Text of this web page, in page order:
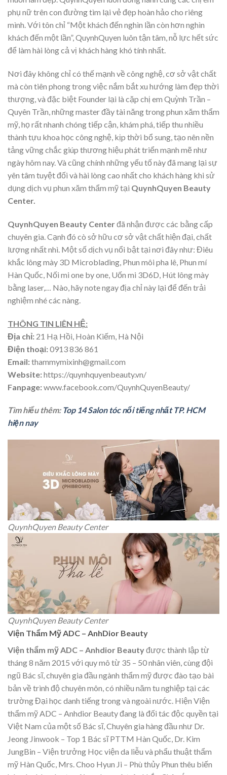
phụ nữ trên con đường tìm lại vẻ đẹp hoàn hảo cho riêng
mình. Với tôn chỉ “Một khách đến nghìn lần còn hơn nghìn
khách đến một lần”, QuynhQuyen luôn tận tâm, nỗ lực hết sức
để làm hài lòng cả vị khách hàng khó tính nhất.
Nơi đây không chỉ có thế mạnh về công nghệ, cơ sở vật chất
mà còn tiên phong trong việc nắm bắt xu hướng làm đẹp thời
thượng, và đặc biệt Founder lại là cặp chị em Quỳnh Trần –
Quyên Trần, những master đầy tài năng trong phun xăm thẩm
mỹ, họ rất nhanh chóng tiếp cận, khám phá, tiếp thu nhiều
thành tựu khoa học công nghệ, kịp thời bổ sung, tạo nên nền
tảng vững chắc giúp thương hiệu phát triển mạnh mẽ như
ngày hôm nay. Và cũng chính những yếu tố này đã mang lại sự
yên tâm tuyệt đối và hài lòng cao nhất cho khách hàng khi sử
dụng dịch vụ phun xăm thẩm mỹ tại QuynhQuyen Beauty
Center.
QuynhQuyen Beauty Centerđã nhận được các bằng cấp
chuyên gia. Cạnh đó cò sở hữu cơ sở vật chất hiện đại, chất
lượng nhất nhì. Một số dịch vụ nổi bật tại nơi đây như: Điêu
khắc lông mày 3D Microblading, Phun môi pha lê, Phun mí
Hàn Quốc, Nối mi one by one, Uốn mi 3D6D, Hút lông mày
bằng laser,… Nào, hãy note ngay địa chỉ này lại để đến trải
nghiệm nhé các nàng.
THÔNG TIN LIÊN HỆ:
Địa chỉ: 21 Hạ Hồi, Hoàn Kiếm, Hà Nội
Điện thoại:0913 836 861
Email:thammymixinh@gmail.com
Website:https://quynhquyenbeauty.vn/
Fanpage:www.facebook.com/QuynhQuyenBeauty/
Tìm hiểu thêm: Top 14 Salon tóc nổi tiếng nhất TP. HCM
hiện nay
QuynhQuyen Beauty Center
QuynhQuyen Beauty Center
Viện Thẩm Mỹ ADC – AnhDior Beauty
Viện thẩm mỹ ADC – Anhdior Beautyđược thành lập từ
tháng 8 năm 2015 với quy mô từ 35 – 50 nhân viên, cùng đội
ngũ Bác sĩ, chuyên gia đầu ngành thẩm mỹ được đào tạo bài
bản về trình độ chuyên môn, có nhiều năm tu nghiệp tại các
trường Đại học danh tiếng trong và ngoài nước. Hiện Viện
thẩm mỹ ADC – Anhdior Beauty đang là đối tác độc quyền tại
Việt Nam của một số Bác sĩ, Chuyên gia hàng đầu như Dr.
Jeong Jinwook – Top 1 Bác sĩ PTTM Hàn Quốc, Dr. Kim
JungBin – Viện trưởng Học viện da liễu và phẩu thuật thẩm
mỹ Hàn Quốc, Mrs. Choo Hyun Ji – Phù thủy Phun thêu biến